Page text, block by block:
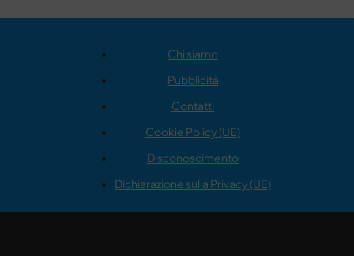
Chi siamo
Pubblicità
Contatti
Cookie Policy (UE)
Disconoscimento
Dichiarazione sulla Privacy (UE)